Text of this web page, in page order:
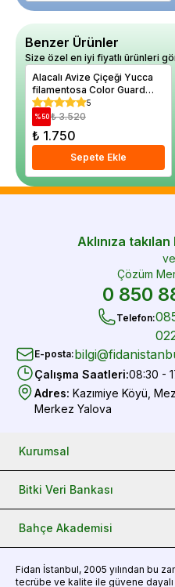
Benzer Ürünler
Size özel en iyi fiyatlı ürünleri
Alacalı Avize Çiçeği Yucca
filamentosa Color Guard
Saksıda
5
% 50 ₺ 3.520
₺ 1.750
Sepete Ekle
Aklınıza
Çözüm
0 850
Telefon:
E-posta:
Çalışma Saatleri:08:30 -
Adres: Kazımiye Köyü,
Merkez Yalova
Kurumsal
Bitki Veri Bankası
Bahçe Akademisi
Fidan İstanbul, 2005 yılından bu
tecrübe ve kalite ile güvene